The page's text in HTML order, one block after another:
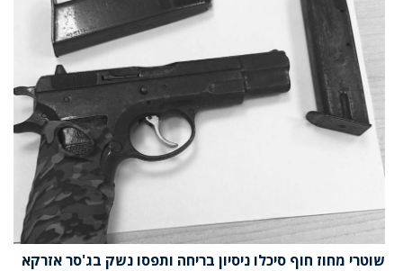
שוטרי מחוז חוף סיכלו ניסיון בריחה ותפסו נשק בג'סר אזרקא